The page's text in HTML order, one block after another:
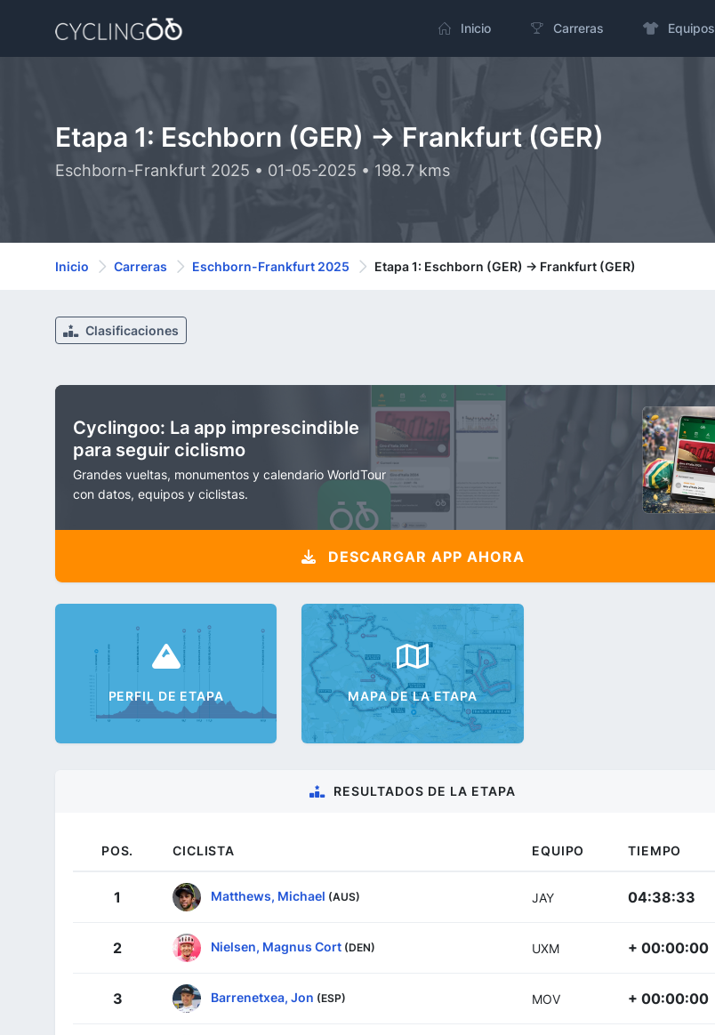
Inicio Carreras Equipos
Etapa 1: Eschborn (GER) -> Frankfurt (GER)
Eschborn-Frankfurt 2025 • 01-05-2025 • 198.7 kms
Inicio Carreras Eschborn-Frankfurt 2025 Etapa 1: Eschborn (GER) -> Frankfurt (GER)
Clasificaciones
Cyclingoo: La app imprescindible
para seguir ciclismo
Grandes vueltas, monumentos y calendario WorldTour
con datos, equipos y ciclistas.
DESCARGAR APP AHORA
PERFIL DE ETAPA MAPA DE LA ETAPA
RESULTADOS DE LA ETAPA
POS. CICLISTA EQUIPO TIEMPO
1 Matthews, Michael (AUS) JAY 04:38:33
2 Nielsen, Magnus Cort (DEN) UXM + 00:00:00
3 Barrenetxea, Jon (ESP) MOV + 00:00:00